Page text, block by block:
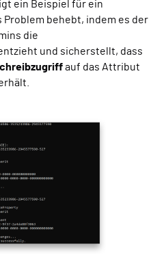
ein Beispiel für ein
Problem behebt, indem es der
die
und sicherstellt, dass
auf das Attribut